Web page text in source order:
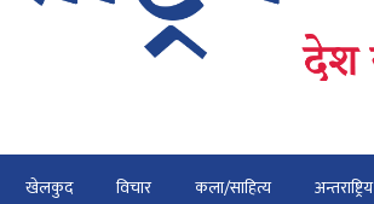
खेलकुद विचार कला/साहित्य अन्तराष्ट्रिय
कार्की